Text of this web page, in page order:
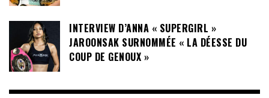
INTERVIEW D’ANNA « SUPERGIRL »
JAROONSAK SURNOMMÉE « LA DÉESSE DU
COUP DE GENOUX »